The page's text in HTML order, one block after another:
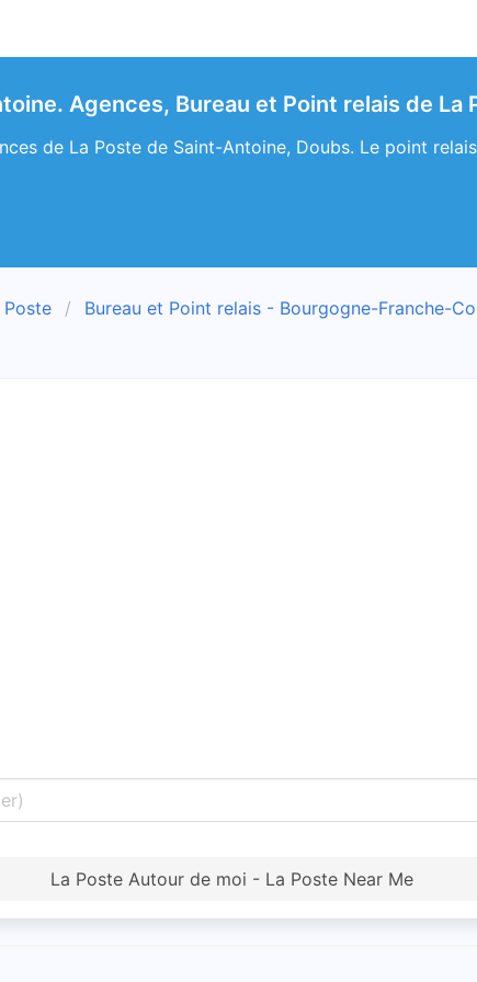
Agences, Bureau et Point relais de La
de La Poste de Saint-Antoine, Doubs. Le point
Bureau et Point relais - Bourgogne-Franche-
La Poste Autour de moi - La Poste Near Me